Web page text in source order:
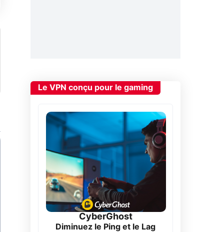
Le VPN conçu pour le gaming
CyberGhost
Diminuez le Ping et le Lag